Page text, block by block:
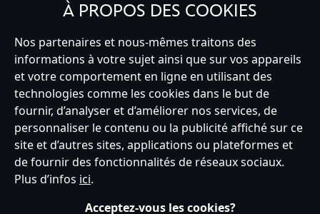
France
Service clients Conditions d’utilisation
Trouver un magasin
Plan du site
Règles de respect de la vie privée
Politique de cookies
Notice relative à la confidentialité
Conditions générales de vente
À PROPOS DES COOKIES
Nos partenaires et nous-mêmes traitons des
informations à votre sujet ainsi que sur vos appareils
et votre comportement en ligne en utilisant des
technologies comme les cookies dans le but de
fournir, d’analyser et d’améliorer nos services, de
personnaliser le contenu ou la publicité affiché sur ce
site et d’autres sites, applications ou plateformes et
de fournir des fonctionnalités de réseaux sociaux.
Plus d’infos ici.
Acceptez-vous les cookies?